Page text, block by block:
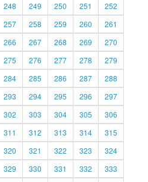
248 249 250 251
252
257 258 259 260
261
266 267 268 269
270
275 276 277 278
279
284 285 286 287
288
293 294 295 296
297
302 303 304 305
306
311 312 313 314
315
320 321 322 323
324
329 330 331 332
333